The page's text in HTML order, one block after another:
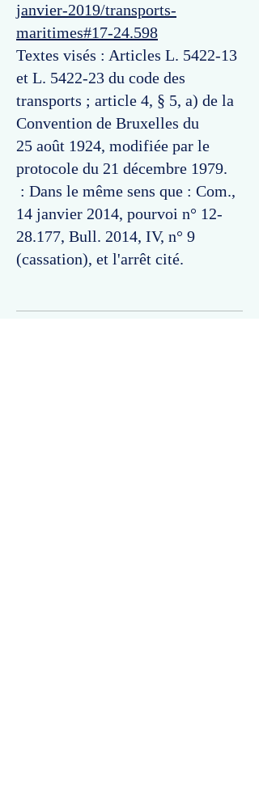
janvier-2019/transports-
maritimes#17-24.598
Textes visés : Articles L. 5422-13
et L. 5422-23 du code des
transports ; article 4, § 5, a) de la
Convention de Bruxelles du
25 août 1924, modifiée par le
protocole du 21 décembre 1979.
: Dans le même sens que : Com.,
14 janvier 2014, pourvoi n° 12-
28.177, Bull. 2014, IV, n° 9
(cassation), et l'arrêt cité.